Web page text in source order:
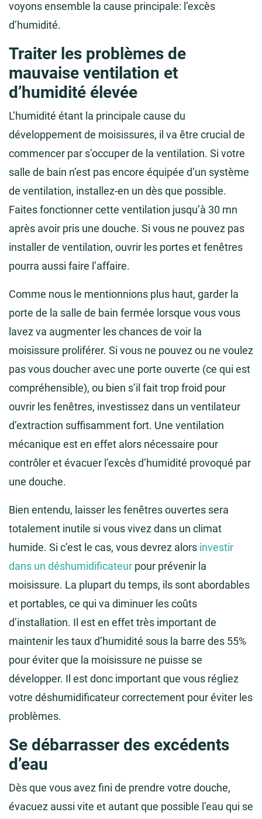
voyons ensemble la cause principale: l’excès
d’humidité.
Traiter les problèmes de
mauvaise ventilation et
d’humidité élevée
L’humidité étant la principale cause du
développement de moisissures, il va être crucial de
commencer par s’occuper de la ventilation. Si votre
salle de bain n’est pas encore équipée d’un système
de ventilation, installez-en un dès que possible.
Faites fonctionner cette ventilation jusqu’à 30 mn
après avoir pris une douche. Si vous ne pouvez pas
installer de ventilation, ouvrir les portes et fenêtres
pourra aussi faire l’affaire.
Comme nous le mentionnions plus haut, garder la
porte de la salle de bain fermée lorsque vous vous
lavez va augmenter les chances de voir la
moisissure proliférer. Si vous ne pouvez ou ne voulez
pas vous doucher avec une porte ouverte (ce qui est
compréhensible), ou bien s’il fait trop froid pour
ouvrir les fenêtres, investissez dans un ventilateur
d’extraction suffisamment fort. Une ventilation
mécanique est en effet alors nécessaire pour
contrôler et évacuer l’excès d’humidité provoqué par
une douche.
Bien entendu, laisser les fenêtres ouvertes sera
totalement inutile si vous vivez dans un climat
humide. Si c’est le cas, vous devrez alors investir
dans un déshumidificateur pour prévenir la
moisissure. La plupart du temps, ils sont abordables
et portables, ce qui va diminuer les coûts
d’installation. Il est en effet très important de
maintenir les taux d’humidité sous la barre des 55%
pour éviter que la moisissure ne puisse se
développer. Il est donc important que vous régliez
votre déshumidificateur correctement pour éviter les
problèmes.
Se débarrasser des excédents
d’eau
Dès que vous avez fini de prendre votre douche,
évacuez aussi vite et autant que possible l’eau qui se